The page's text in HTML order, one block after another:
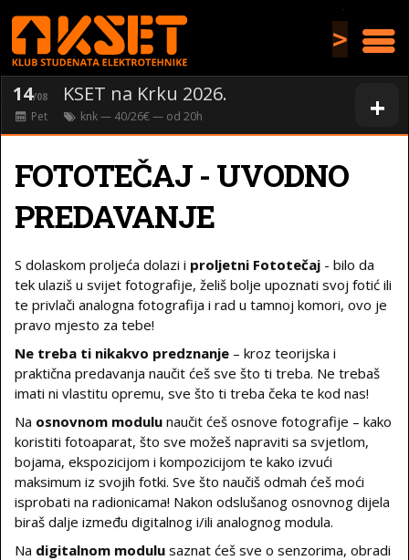
>
+
14/08 KSET na Krku 2026.
Pet knk— 40/26€ — od 20h
FOTOTEČAJ - UVODNO
PREDAVANJE
S dolaskom proljeća dolazi i proljetni Fototečaj - bilo da
tek ulaziš u svijet fotografije, želiš bolje upoznati svoj fotić ili
te privlači analogna fotografija i rad u tamnoj komori, ovo je
pravo mjesto za tebe!
Ne treba ti nikakvo predznanje – kroz teorijska i
praktična predavanja naučit ćeš sve što ti treba. Ne trebaš
imati ni vlastitu opremu, sve što ti treba čeka te kod nas!
Na osnovnom modulu naučit ćeš osnove fotografije – kako
koristiti fotoaparat, što sve možeš napraviti sa svjetlom,
bojama, ekspozicijom i kompozicijom te kako izvući
maksimum iz svojih fotki. Sve što naučiš odmah ćeš moći
isprobati na radionicama! Nakon odslušanog osnovnog dijela
biraš dalje između digitalnog i/ili analognog modula.
Na digitalnom modulu saznat ćeš sve o senzorima, obradi